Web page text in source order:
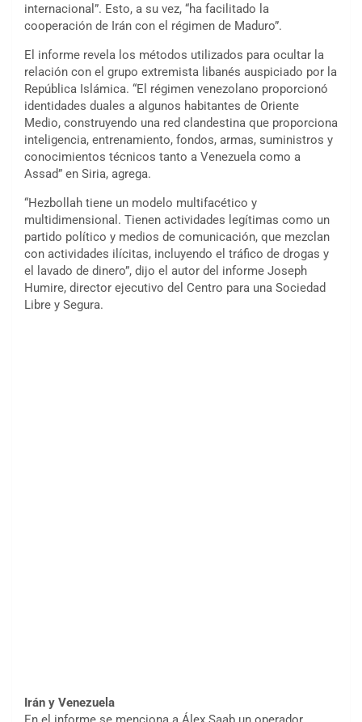
internacional”. Esto, a su vez, “ha facilitado la
cooperación de Irán con el régimen de Maduro”.
El informe revela los métodos utilizados para ocultar la
relación con el grupo extremista libanés auspiciado por la
República Islámica. “El régimen venezolano proporcionó
identidades duales a algunos habitantes de Oriente
Medio, construyendo una red clandestina que proporciona
inteligencia, entrenamiento, fondos, armas, suministros y
conocimientos técnicos tanto a Venezuela como a
Assad” en Siria, agrega.
“Hezbollah tiene un modelo multifacético y
multidimensional. Tienen actividades legítimas como un
partido político y medios de comunicación, que mezclan
con actividades ilícitas, incluyendo el tráfico de drogas y
el lavado de dinero”, dijo el autor del informe Joseph
Humire, director ejecutivo del Centro para una Sociedad
Libre y Segura.
Irán y Venezuela